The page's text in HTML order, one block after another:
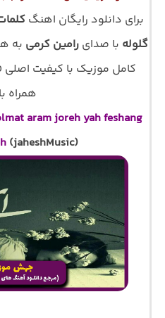
برای دانلود رایگان اهنگ
گلوله با صدایرامین کرمی به
کامل موزیک با کیفیت اصلی 320 و 128 با
همراه
aram joreh yah feshang
(jaheshMusic)